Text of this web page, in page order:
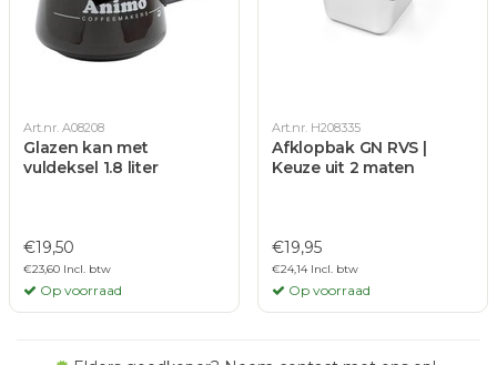
Art.nr. A08208
Glazen kan met
vuldeksel 1.8 liter
€19,50
€23,60 Incl. btw
Op voorraad
Art.nr. H208335
Afklopbak GN RVS |
Keuze uit 2 maten
€19,95
€24,14 Incl. btw
Op voorraad